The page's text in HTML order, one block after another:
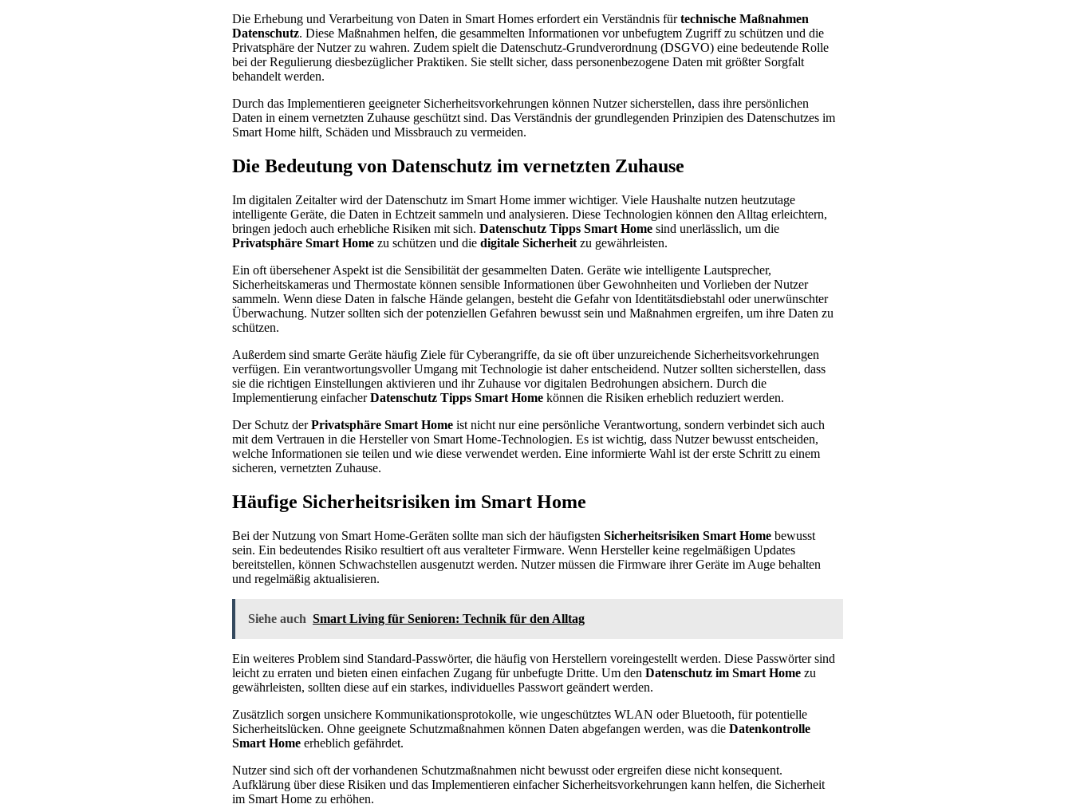
Die Erhebung und Verarbeitung von Daten in Smart Homes erfordert ein Verständnis fürtechnische Maßnahmen
Datenschutz. Diese Maßnahmen helfen, die gesammelten Informationen vor unbefugtem Zugriff zu schützen und die
Privatsphäre der Nutzer zu wahren. Zudem spielt die Datenschutz-Grundverordnung (DSGVO) eine bedeutende Rolle
bei der Regulierung diesbezüglicher Praktiken. Sie stellt sicher, dass personenbezogene Daten mit größter Sorgfalt
behandelt werden.
Durch das Implementieren geeigneter Sicherheitsvorkehrungen können Nutzer sicherstellen, dass ihre persönlichen
Daten in einem vernetzten Zuhause geschützt sind. Das Verständnis der grundlegenden Prinzipien des Datenschutzes im
Smart Home hilft, Schäden und Missbrauch zu vermeiden.
Die Bedeutung von Datenschutz im vernetzten Zuhause
Im digitalen Zeitalter wird der Datenschutz im Smart Home immer wichtiger. Viele Haushalte nutzen heutzutage
intelligente Geräte, die Daten in Echtzeit sammeln und analysieren. Diese Technologien können den Alltag erleichtern,
bringen jedoch auch erhebliche Risiken mit sich. Datenschutz Tipps Smart Home sind unerlässlich, um die
Privatsphäre Smart Home zu schützen und die digitale Sicherheit zu gewährleisten.
Ein oft übersehener Aspekt ist die Sensibilität der gesammelten Daten. Geräte wie intelligente Lautsprecher,
Sicherheitskameras und Thermostate können sensible Informationen über Gewohnheiten und Vorlieben der Nutzer
sammeln. Wenn diese Daten in falsche Hände gelangen, besteht die Gefahr von Identitätsdiebstahl oder unerwünschter
Überwachung. Nutzer sollten sich der potenziellen Gefahren bewusst sein und Maßnahmen ergreifen, um ihre Daten zu
schützen.
Außerdem sind smarte Geräte häufig Ziele für Cyberangriffe, da sie oft über unzureichende Sicherheitsvorkehrungen
verfügen. Ein verantwortungsvoller Umgang mit Technologie ist daher entscheidend. Nutzer sollten sicherstellen, dass
sie die richtigen Einstellungen aktivieren und ihr Zuhause vor digitalen Bedrohungen absichern. Durch die
Implementierung einfacherDatenschutz Tipps Smart Home können die Risiken erheblich reduziert werden.
Der Schutz derPrivatsphäre Smart Home ist nicht nur eine persönliche Verantwortung, sondern verbindet sich auch
mit dem Vertrauen in die Hersteller von Smart Home-Technologien. Es ist wichtig, dass Nutzer bewusst entscheiden,
welche Informationen sie teilen und wie diese verwendet werden. Eine informierte Wahl ist der erste Schritt zu einem
sicheren, vernetzten Zuhause.
Häufige Sicherheitsrisiken im Smart Home
Bei der Nutzung von Smart Home-Geräten sollte man sich der häufigsten Sicherheitsrisiken Smart Home bewusst
sein. Ein bedeutendes Risiko resultiert oft aus veralteter Firmware. Wenn Hersteller keine regelmäßigen Updates
bereitstellen, können Schwachstellen ausgenutzt werden. Nutzer müssen die Firmware ihrer Geräte im Auge behalten
und regelmäßig aktualisieren.
Siehe auch Smart Living für Senioren: Technik für den Alltag
Ein weiteres Problem sind Standard-Passwörter, die häufig von Herstellern voreingestellt werden. Diese Passwörter sind
leicht zu erraten und bieten einen einfachen Zugang für unbefugte Dritte. Um den Datenschutz im Smart Home zu
gewährleisten, sollten diese auf ein starkes, individuelles Passwort geändert werden.
Zusätzlich sorgen unsichere Kommunikationsprotokolle, wie ungeschütztes WLAN oder Bluetooth, für potentielle
Sicherheitslücken. Ohne geeignete Schutzmaßnahmen können Daten abgefangen werden, was die Datenkontrolle
Smart Home erheblich gefährdet.
Nutzer sind sich oft der vorhandenen Schutzmaßnahmen nicht bewusst oder ergreifen diese nicht konsequent.
Aufklärung über diese Risiken und das Implementieren einfacher Sicherheitsvorkehrungen kann helfen, die Sicherheit
im Smart Home zu erhöhen.